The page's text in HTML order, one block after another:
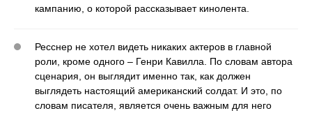
кампанию, о которой рассказывает кинолента.
Ресснер не хотел видеть никаких актеров в главной
роли, кроме одного – Генри Кавилла. По словам автора
сценария, он выглядит именно так, как должен
выглядеть настоящий американский солдат. И это, по
словам писателя, является очень важным для него